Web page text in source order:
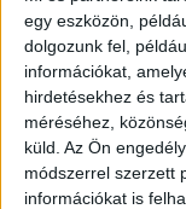
egy eszközön,
dolgozunk fel,
információkat,
hirdetésekhez és
méréséhez,
küld. Az Ön
módszerrel szerzett
információkat is
English version
Are you looking
Join to the WOLT
you want to! Ride
pickup the orders!